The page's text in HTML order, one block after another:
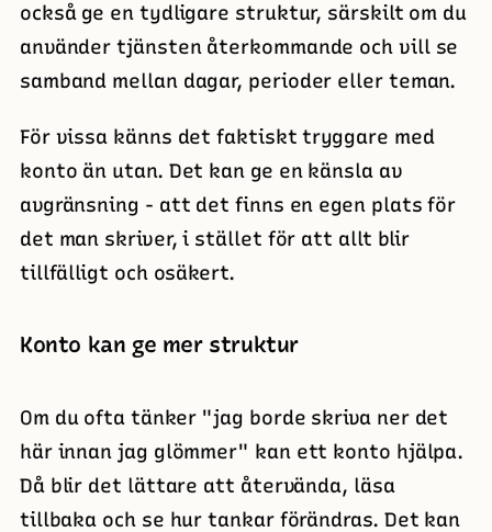
också ge en tydligare struktur, särskilt om du
använder tjänsten återkommande och vill se
samband mellan dagar, perioder eller teman.
För vissa känns det faktiskt tryggare med
konto än utan. Det kan ge en känsla av
avgränsning - att det finns en egen plats för
det man skriver, i stället för att allt blir
tillfälligt och osäkert.
Konto kan ge mer struktur
Om du ofta tänker "jag borde skriva ner det
här innan jag glömmer" kan ett konto hjälpa.
Då blir det lättare att återvända, läsa
tillbaka och se hur tankar förändras. Det kan